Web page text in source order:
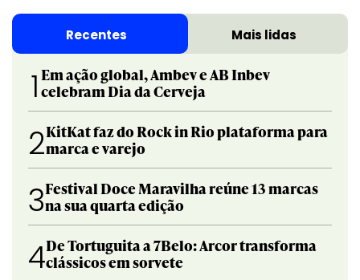
Recentes Mais lidas
1 Em ação global, Ambev e AB Inbev
celebram Dia da Cerveja
2KitKat faz do Rock in Rio plataforma para
marca e varejo
3Festival Doce Maravilha reúne 13 marcas
na sua quarta edição
4De Tortuguita a 7Belo: Arcor transforma
clássicos em sorvete